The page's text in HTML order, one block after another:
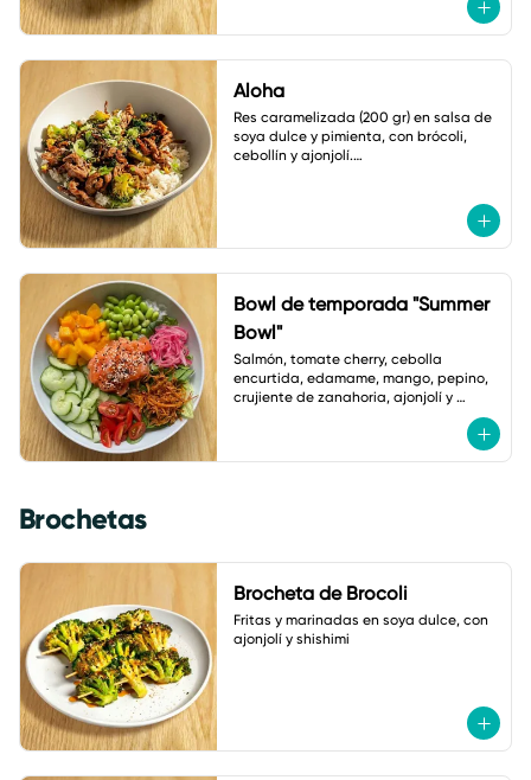
Aloha
Res caramelizada (200 gr) en salsa de
soya dulce y pimienta, con brócoli,
cebollín y ajonjolí.
Bowl de temporada "Summer
Bowl"
Salmón, tomate cherry, cebolla
encurtida, edamame, mango, pepino,
crujiente de zanahoria, ajonjolí y
vinagreta de zanahoria con jengibre.
Brochetas
Brocheta de Brocoli
Fritas y marinadas en soya dulce, con
ajonjolí y shishimi